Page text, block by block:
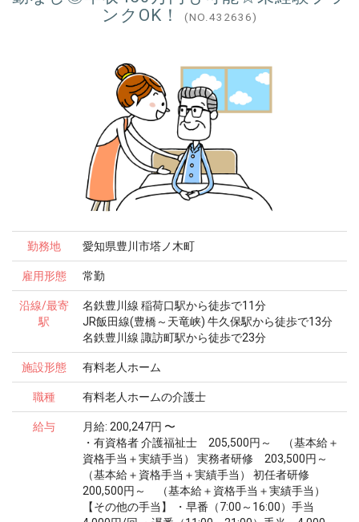
ンクOK！
(NO.432636)
勤務地 愛知県豊川市塔ノ木町
雇用形態 常勤
沿線/最寄
駅
名鉄豊川線 稲荷口駅から徒歩で11分
JR飯田線(豊橋～天竜峡) 牛久保駅から徒歩で13分
名鉄豊川線 諏訪町駅から徒歩で23分
施設形態 有料老人ホーム
職種 有料老人ホームの介護士
給与
月給: 200,247円 〜
・有資格者 介護福祉士 205,500円～ （基本給＋
資格手当＋実績手当） 実務者研修 203,500円～
（基本給＋資格手当＋実績手当） 初任者研修
200,500円～ （基本給＋資格手当＋実績手当）
【その他の手当】 ・早番（7:00～16:00）手当